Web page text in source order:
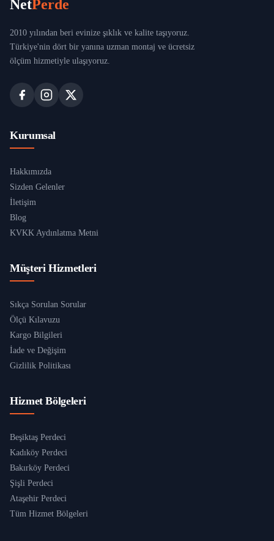
NetPerde
2010 yılından beri evinize şıklık ve kalite taşıyoruz.
Türkiye'nin dört bir yanına uzman montaj ve ücretsiz
ölçüm hizmetiyle ulaşıyoruz.
Kurumsal
Hakkımızda
Sizden Gelenler
İletişim
Blog
KVKK Aydınlatma Metni
Müşteri Hizmetleri
Sıkça Sorulan Sorular
Ölçü Kılavuzu
Kargo Bilgileri
İade ve Değişim
Gizlilik Politikası
Hizmet Bölgeleri
Beşiktaş Perdeci
Kadıköy Perdeci
Bakırköy Perdeci
Şişli Perdeci
Ataşehir Perdeci
Tüm Hizmet Bölgeleri